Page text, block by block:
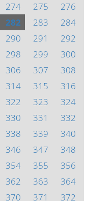
274 275
276
282 283
284
290 291
292
298 299
300
306 307
308
314 315
316
322 323
324
330 331
332
338 339
340
346 347
348
354 355
356
362 363
364
370 371 372